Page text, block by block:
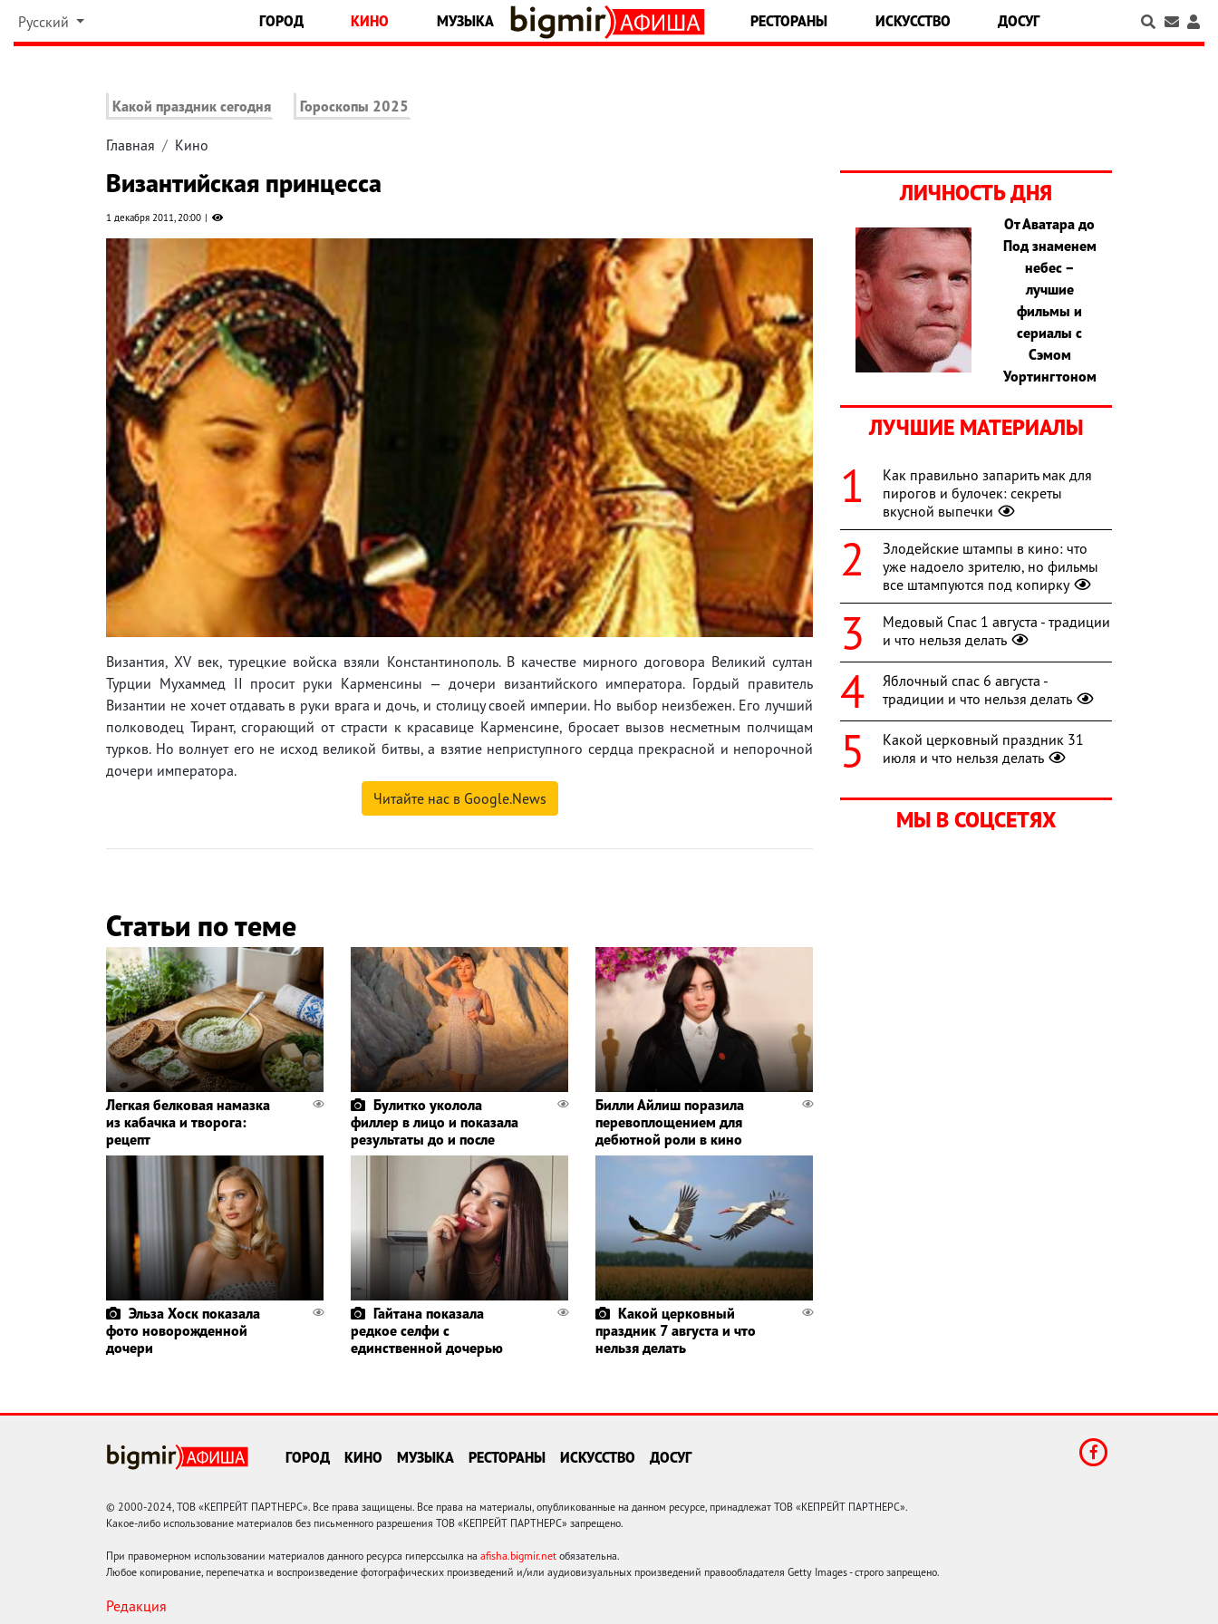
Русский ГОРОД КИНО МУЗЫКА РЕСТОРАНЫ ИСКУССТВО ДОСУГ
Какой праздник сегодня Гороскопы 2025
Главная Кино
Византийская принцесса
1 декабря 2011, 20:00
Византия, XV век, турецкие войска взяли Константинополь. В качестве мирного договора Великий султан
Турции Мухаммед II просит руки Карменсины — дочери византийского императора. Гордый правитель
Византии не хочет отдавать в руки врага и дочь, и столицу своей империи. Но выбор неизбежен. Его лучший
полководец Тирант, сгорающий от страсти к красавице Карменсине, бросает вызов несметным полчищам
турков. Но волнует его не исход великой битвы, а взятие неприступного сердца прекрасной и непорочной
дочери императора.
Читайте нас в Google.News
Статьи по теме
Легкая белковая намазка
из кабачка и творога:
рецепт
Булитко уколола
филлер в лицо и показала
результаты до и после
Билли Айлиш поразила
перевоплощением для
дебютной роли в кино
Эльза Хоск показала
фото новорожденной
дочери
Гайтана показала
редкое селфи с
единственной дочерью
Какой церковный
праздник 7 августа и что
нельзя делать
ЛИЧНОСТЬ ДНЯ
От Аватара до
Под знаменем
небес –
лучшие
фильмы и
сериалы с
Сэмом
Уортингтоном
ЛУЧШИЕ МАТЕРИАЛЫ
Как правильно запарить мак для
пирогов и булочек: секреты
вкусной выпечки
Злодейские штампы в кино: что
уже надоело зрителю, но фильмы
все штампуются под копирку
Медовый Спас 1 августа - традиции
и что нельзя делать
Яблочный спас 6 августа -
традиции и что нельзя делать
Какой церковный праздник 31
июля и что нельзя делать
МЫ В СОЦСЕТЯХ
ГОРОД КИНО МУЗЫКА РЕСТОРАНЫ ИСКУССТВО ДОСУГ
© 2000-2024, ТОВ «КЕПРЕЙТ ПАРТНЕРС». Все права защищены. Все права на материалы, опубликованные на данном ресурсе, принадлежат ТОВ «КЕПРЕЙТ ПАРТНЕРС».
Какое-либо использование материалов без письменного разрешения ТОВ «КЕПРЕЙТ ПАРТНЕРС» запрещено.
При правомерном использовании материалов данного ресурса гиперссылка на afisha.bigmir.net обязательна.
Любое копирование, перепечатка и воспроизведение фотографических произведений и/или аудиовизуальных произведений правообладателя Getty Images - строго запрещено.
Редакция